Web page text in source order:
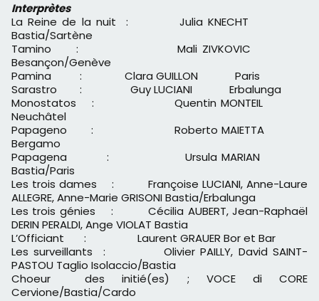
Interprètes
La Reine de la nuit : Julia KNECHT
Bastia/Sartène
Tamino : Mali ZIVKOVIC
Besançon/Genève
Pamina : Clara GUILLON Paris
Sarastro : Guy LUCIANI Erbalunga
Monostatos : Quentin MONTEIL
Neuchâtel
Papageno : Roberto MAIETTA
Bergamo
Papagena : Ursula MARIAN
Bastia/Paris
Les trois dames : Françoise LUCIANI, Anne-Laure
ALLEGRE, Anne-Marie GRISONI Bastia/Erbalunga
Les trois génies : Cécilia AUBERT, Jean-Raphaël
DERIN PERALDI, Ange VIOLAT Bastia
L’Officiant : Laurent GRAUER Bor et Bar
Les surveillants : Olivier PAILLY, David SAINT-
PASTOU Taglio Isolaccio/Bastia
Choeur des initié(es) ; VOCE di CORE
Cervione/Bastia/Cardo